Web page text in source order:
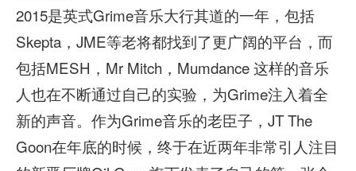
2015是英式Grime音乐大行其道的一年，包括
Skepta，JME等老将都找到了更广阔的平台，而
包括MESH，Mr Mitch，Mumdance 这样的音乐
人也在不断通过自己的实验，为Grime注入着全
新的声音。作为Grime音乐的老臣子，JT The
Goon在年底的时候，终于在近两年非常引人注目